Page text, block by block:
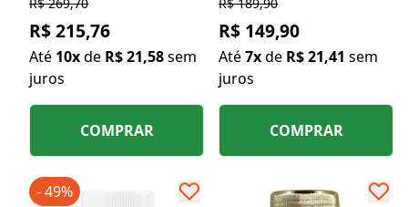
R$ 215,76
Até 10xde R$ 21,58sem
juros
COMPRAR
R$ 149,90
Até7xde R$ 21,41 sem
juros
COMPRAR
- 49%